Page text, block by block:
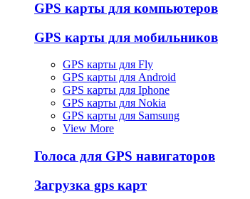
GPS карты для компьютеров
GPS карты для мобильников
GPS карты для Fly
GPS карты для Android
GPS карты для Iphone
GPS карты для Nokia
GPS карты для Samsung
View More
Голоса для GPS навигаторов
Загрузка gps карт